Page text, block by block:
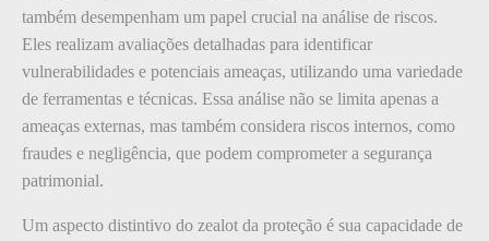
também desempenham um papel crucial na análise de riscos.
Eles realizam avaliações detalhadas para identificar
vulnerabilidades e potenciais ameaças, utilizando uma variedade
de ferramentas e técnicas. Essa análise não se limita apenas a
ameaças externas, mas também considera riscos internos, como
fraudes e negligência, que podem comprometer a segurança
patrimonial.
Um aspecto distintivo do zealot da proteção é sua capacidade de